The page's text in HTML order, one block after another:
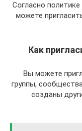
Согласно
можете
Как
Вы можете
группы,
созданы